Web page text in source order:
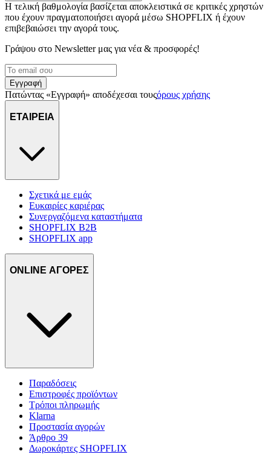
Η τελική βαθμολογία βασίζεται αποκλειστικά σε κριτικές χρηστών
που έχουν πραγματοποιήσει αγορά μέσω SHOPFLIX ή έχουν
επιβεβαιώσει την αγορά τους.
Γράψου στο Νewsletter μας για νέα & προσφορές!
Εγγραφή
Πατώντας «Εγγραφή» αποδέχεσαι τουςόρους χρήσης
ΕΤΑΙΡΕΙΑ
Σχετικά με εμάς
Ευκαιρίες καριέρας
Συνεργαζόμενα καταστήματα
SHOPFLIX B2B
SHOPFLIX app
ONLINE ΑΓΟΡΕΣ
Παραδόσεις
Επιστροφές προϊόντων
Τρόποι πληρωμής
Klarna
Προστασία αγορών
Άρθρο 39
Δωροκάρτες SHOPFLIX